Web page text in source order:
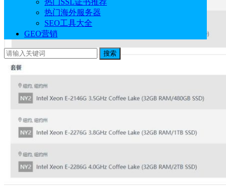
热门SSL证书推荐
热门海外服务器
SEO工具大全
GEO营销
搜索